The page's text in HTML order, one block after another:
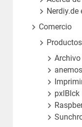
Nerdiy.de
Comercio
Productos
Archivo
pxlBlck